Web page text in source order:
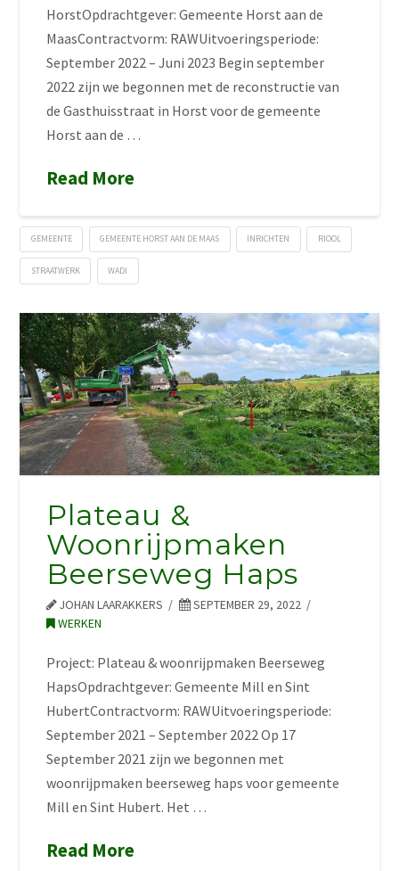
HorstOpdrachtgever: Gemeente Horst aan de
MaasContractvorm: RAWUitvoeringsperiode:
September 2022 – Juni 2023 Begin september
2022 zijn we begonnen met de reconstructie van
de Gasthuisstraat in Horst voor de gemeente
Horst aan de …
Read More
GEMEENTE GEMEENTE HORST AAN DE MAAS INRICHTEN RIOOL
STRAATWERK WADI
Plateau &
Woonrijpmaken
Beerseweg Haps
JOHAN LAARAKKERS
SEPTEMBER 29, 2022
WERKEN
Project: Plateau & woonrijpmaken Beerseweg
HapsOpdrachtgever: Gemeente Mill en Sint
HubertContractvorm: RAWUitvoeringsperiode:
September 2021 – September 2022 Op 17
September 2021 zijn we begonnen met
woonrijpmaken beerseweg haps voor gemeente
Mill en Sint Hubert. Het …
Read More